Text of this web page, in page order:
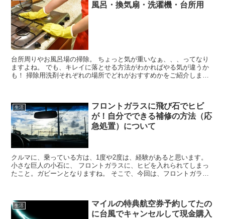
風呂・換気扇・洗濯機・台所用
台所周りやお風呂場の掃除。 ちょっと気が重いなぁ、、、ってなり
ますよね。 でも、キレイに落とせる方法がわかればやる気が違うか
も！ 掃除用洗剤それぞれの場所でどれがおすすめかをご紹介しま
生活
フロントガラスに飛び石でヒビ
が！自分でできる補修の方法（応
急処置）について
クルマに、乗っている方は、1度や2度は、経験があると思います。
小さな巨人の小石に、 フロントガラスに、ヒビを入れられてしまっ
たこと。ガビーンとなりますね。 そこで、今回は、フロントガラス
生活
マイルの特典航空券予約してたの
に台風でキャンセルして現金購入